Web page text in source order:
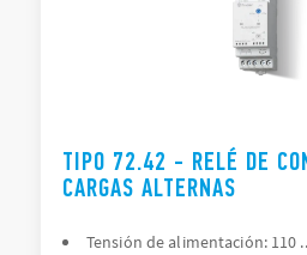
TIPO 72.42 - RELÉ DE
CARGAS ALTERNAS
Tensión de alimentación: 110